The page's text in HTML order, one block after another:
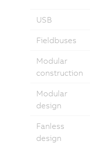
USB
Fieldbuses
Modular
construction
Modular
design
Fanless
design